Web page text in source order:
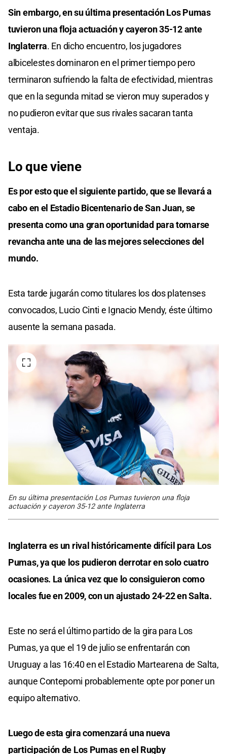
Sin embargo, en su última presentación Los Pumas
tuvieron una floja actuación y cayeron 35-12 ante
Inglaterra. En dicho encuentro, los jugadores
albicelestes dominaron en el primer tiempo pero
terminaron sufriendo la falta de efectividad, mientras
que en la segunda mitad se vieron muy superados y
no pudieron evitar que sus rivales sacaran tanta
ventaja.
Lo que viene
Es por esto que el siguiente partido, que se llevará a
cabo en el Estadio Bicentenario de San Juan, se
presenta como una gran oportunidad para tomarse
revancha ante una de las mejores selecciones del
mundo.
Esta tarde jugarán como titulares los dos platenses
convocados, Lucio Cinti e Ignacio Mendy, éste último
ausente la semana pasada.
En su última presentación Los Pumas tuvieron una floja
actuación y cayeron 35-12 ante Inglaterra
Inglaterra es un rival históricamente difícil para Los
Pumas, ya que los pudieron derrotar en solo cuatro
ocasiones. La única vez que lo consiguieron como
locales fue en 2009, con un ajustado 24-22 en Salta.
Este no será el último partido de la gira para Los
Pumas, ya que el 19 de julio se enfrentarán con
Uruguay a las 16:40 en el Estadio Martearena de Salta,
aunque Contepomi probablemente opte por poner un
equipo alternativo.
Luego de esta gira comenzará una nueva
participación de Los Pumas en el Rugby